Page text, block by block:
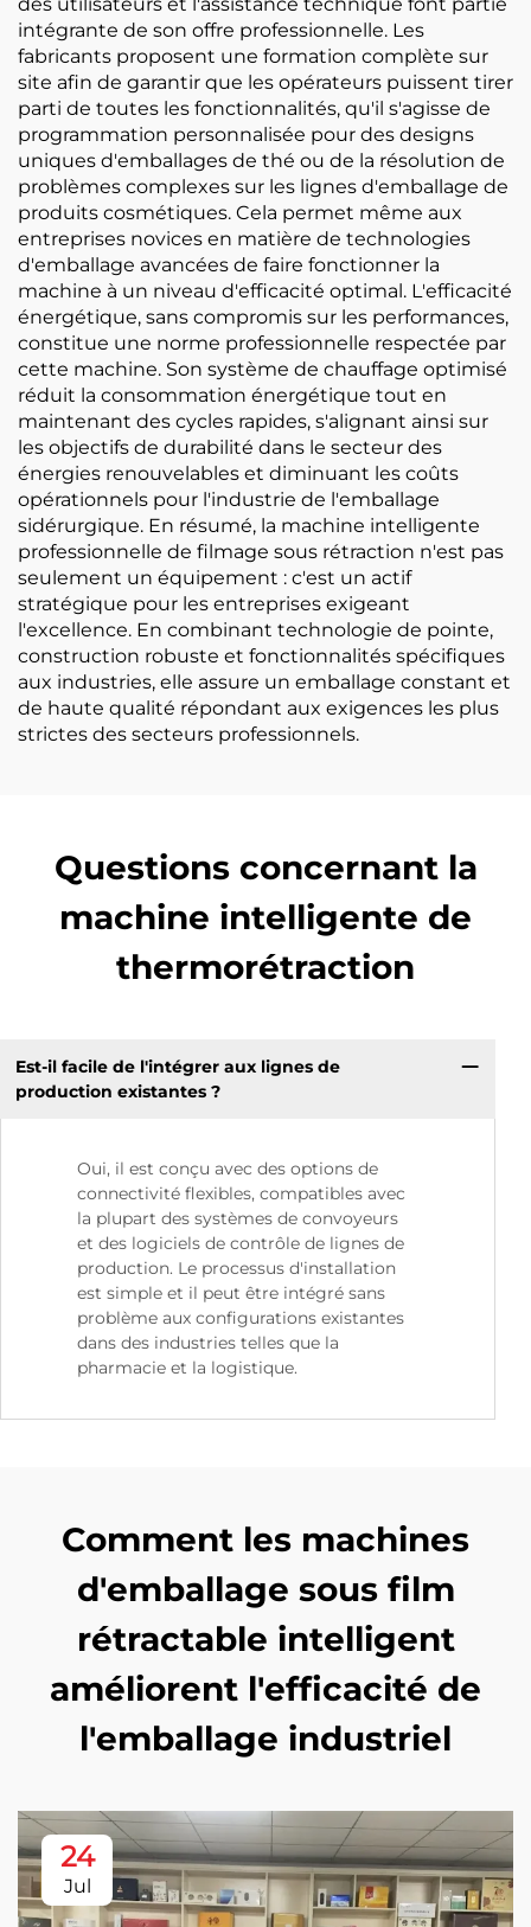
intégrante de son offre professionnelle. Les
fabricants proposent une formation complète sur
site afin de garantir que les opérateurs puissent tirer
parti de toutes les fonctionnalités, qu'il s'agisse de
programmation personnalisée pour des designs
uniques d'emballages de thé ou de la résolution de
problèmes complexes sur les lignes d'emballage de
produits cosmétiques. Cela permet même aux
entreprises novices en matière de technologies
d'emballage avancées de faire fonctionner la
machine à un niveau d'efficacité optimal. L'efficacité
énergétique, sans compromis sur les performances,
constitue une norme professionnelle respectée par
cette machine. Son système de chauffage optimisé
réduit la consommation énergétique tout en
maintenant des cycles rapides, s'alignant ainsi sur
les objectifs de durabilité dans le secteur des
énergies renouvelables et diminuant les coûts
opérationnels pour l'industrie de l'emballage
sidérurgique. En résumé, la machine intelligente
professionnelle de filmage sous rétraction n'est pas
seulement un équipement : c'est un actif
stratégique pour les entreprises exigeant
l'excellence. En combinant technologie de pointe,
construction robuste et fonctionnalités spécifiques
aux industries, elle assure un emballage constant et
de haute qualité répondant aux exigences les plus
strictes des secteurs professionnels.
Questions concernant la
machine intelligente de
thermorétraction
Est-il facile de l'intégrer aux lignes de
production existantes ?
Oui, il est conçu avec des options de
connectivité flexibles, compatibles avec
la plupart des systèmes de convoyeurs
et des logiciels de contrôle de lignes de
production. Le processus d'installation
est simple et il peut être intégré sans
problème aux configurations existantes
dans des industries telles que la
pharmacie et la logistique.
Comment les machines
d'emballage sous film
rétractable intelligent
améliorent l'efficacité de
l'emballage industriel
24
Jul